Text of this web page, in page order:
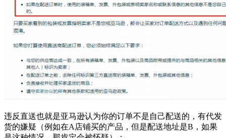
违反直送也就是亚马逊认为你的订单不是自己配送的，有代发
货的嫌疑（例如在A店铺买的产品，但是配送地址是B，如果